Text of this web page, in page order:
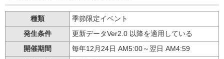
種類
季節限定イベント
発生条件
更新データVer2.0 以降を適用している
開催期間
毎年12月24日 AM5:00～翌日 AM4:59